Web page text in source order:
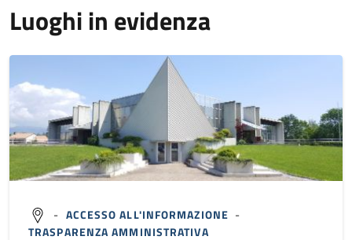
Luoghi in evidenza
- ACCESSO ALL'INFORMAZIONE -
TRASPARENZA AMMINISTRATIVA